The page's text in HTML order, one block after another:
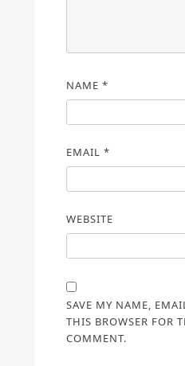
NAME *
EMAIL *
WEBSITE
SAVE MY NAME,
THIS BROWSER FOR
COMMENT.